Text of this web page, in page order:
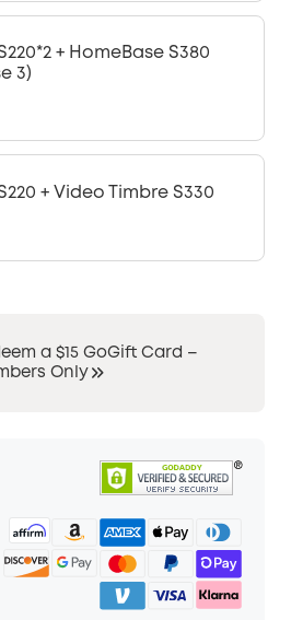
+ HomeBase S380
3)
+ Video Timbre S330
a $15 GoGift Card –
Only